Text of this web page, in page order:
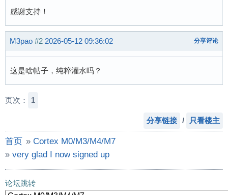
感谢支持！
M3pao #2 2026-05-12 09:36:02 分享评论
这是啥帖子，纯粹灌水吗？
页次： 1
分享链接 / 只看楼主
首页 » Cortex M0/M3/M4/M7
» very glad I now signed up
论坛跳转